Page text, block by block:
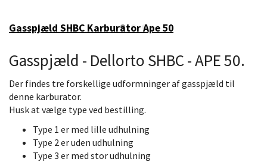
Gasspjæld SHBC Karburator Ape 50
Gasspjæld - Dellorto SHBC - APE 50.
Der findes tre forskellige udformninger af gasspjæld til
denne karburator.
Husk at vælge type ved bestilling.
Type 1 er med lille udhulning
Type 2 er uden udhulning
Type 3 er med stor udhulning